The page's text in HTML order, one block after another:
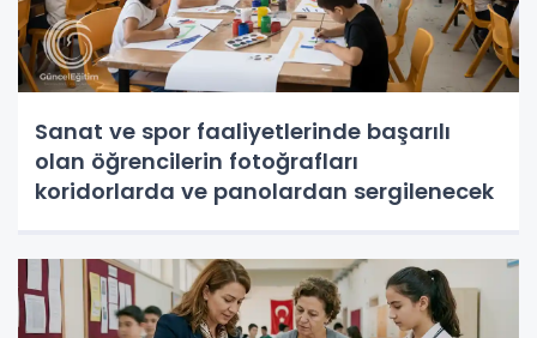
Sanat ve spor faaliyetlerinde başarılı
olan öğrencilerin fotoğrafları
koridorlarda ve panolardan sergilenecek